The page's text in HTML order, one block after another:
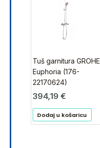
Tuš garnitura GROHE
Euphoria (176-
22170624)
394,19 €
Dodaj u košaricu